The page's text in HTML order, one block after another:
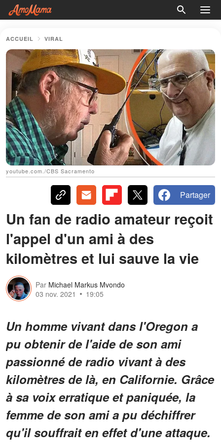
ACCUEIL VIRAL
youtube.com./CBS Sacramento
Partager
Un fan de radio amateur reçoit
l'appel d'un ami à des
kilomètres et lui sauve la vie
Par Michael Markus Mvondo
03 nov. 2021
19:05
Un homme vivant dans l'Oregon a
pu obtenir de l'aide de son ami
passionné de radio vivant à des
kilomètres de là, en Californie. Grâce
à sa voix erratique et paniquée, la
femme de son ami a pu déchiffrer
qu'il souffrait en effet d'une attaque.